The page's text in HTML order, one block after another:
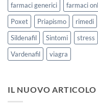
farmaci generici
farmaci
Poxet
Priapismo rimedi
Sildenafil
Sintomi stress
Vardenafil
viagra
IL NUOVO ARTICOLO